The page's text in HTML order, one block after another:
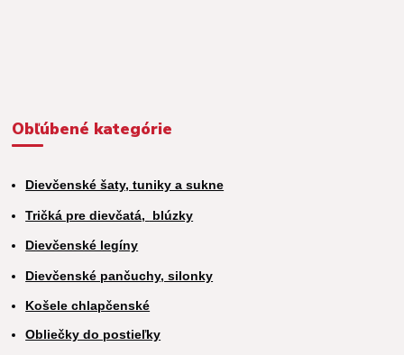
Obľúbené kategórie
Dievčenské šaty, tuniky a sukne
Tričká pre dievčatá, blúzky
Dievčenské legíny
Dievčenské pančuchy, silonky
Košele chlapčenské
Obliečky do postieľky